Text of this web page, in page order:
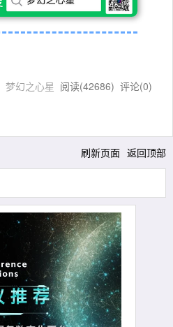
梦幻之心星 阅读(42686) 评论(0)
刷新页面 返回顶部